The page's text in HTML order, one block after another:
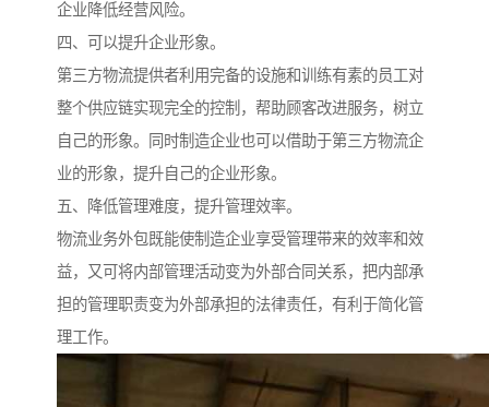
企业降低经营风险。
四、可以提升企业形象。
第三方物流提供者利用完备的设施和训练有素的员工对
整个供应链实现完全的控制，帮助顾客改进服务，树立
自己的形象。同时制造企业也可以借助于第三方物流企
业的形象，提升自己的企业形象。
五、降低管理难度，提升管理效率。
物流业务外包既能使制造企业享受管理带来的效率和效
益，又可将内部管理活动变为外部合同关系，把内部承
担的管理职责变为外部承担的法律责任，有利于简化管
理工作。